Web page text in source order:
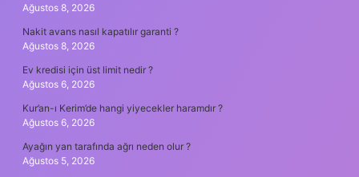
Ağustos 8, 2026
Nakit avans nasıl kapatılır garanti ?
Ağustos 8, 2026
Ev kredisi için üst limit nedir ?
Ağustos 6, 2026
Kur’an-ı Kerim’de hangi yiyecekler haramdır ?
Ağustos 6, 2026
Ayağın yan tarafında ağrı neden olur ?
Ağustos 5, 2026